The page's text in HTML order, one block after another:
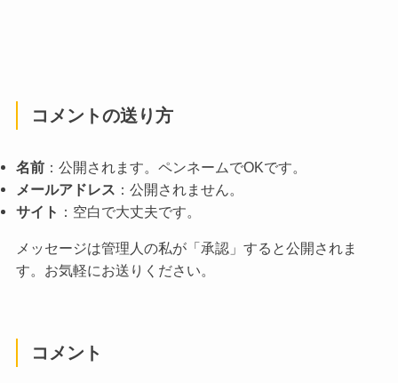
コメントの送り方
名前：公開されます。ペンネームでOKです。
メールアドレス ：公開されません。
サイト ：空白で大丈夫です。
メッセージは管理人の私が「承認」すると公開されま
す。お気軽にお送りください。
コメント